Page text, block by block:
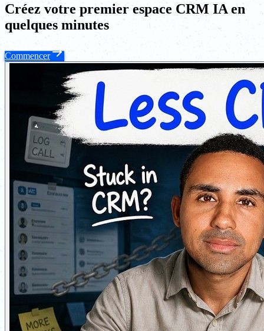
Créez votre premier espace CRM IA en
quelques minutes
Commencer